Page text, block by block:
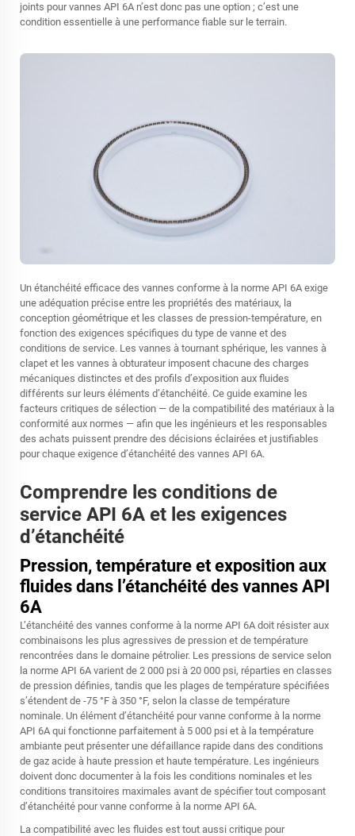
joints pour vannes API 6A n’est donc pas une option ; c’est une
condition essentielle à une performance fiable sur le terrain.
Un étanchéité efficace des vannes conforme à la norme API 6A exige
une adéquation précise entre les propriétés des matériaux, la
conception géométrique et les classes de pression-température, en
fonction des exigences spécifiques du type de vanne et des
conditions de service. Les vannes à tournant sphérique, les vannes à
clapet et les vannes à obturateur imposent chacune des charges
mécaniques distinctes et des profils d’exposition aux fluides
différents sur leurs éléments d’étanchéité. Ce guide examine les
facteurs critiques de sélection — de la compatibilité des matériaux à la
conformité aux normes — afin que les ingénieurs et les responsables
des achats puissent prendre des décisions éclairées et justifiables
pour chaque exigence d’étanchéité des vannes API 6A.
Comprendre les conditions de
service API 6A et les exigences
d’étanchéité
Pression, température et exposition aux
fluides dans l’étanchéité des vannes API
6A
L’étanchéité des vannes conforme à la norme API 6A doit résister aux
combinaisons les plus agressives de pression et de température
rencontrées dans le domaine pétrolier. Les pressions de service selon
la norme API 6A varient de 2 000 psi à 20 000 psi, réparties en classes
de pression définies, tandis que les plages de température spécifiées
s’étendent de -75 °F à 350 °F, selon la classe de température
nominale. Un élément d’étanchéité pour vanne conforme à la norme
API 6A qui fonctionne parfaitement à 5 000 psi et à la température
ambiante peut présenter une défaillance rapide dans des conditions
de gaz acide à haute pression et haute température. Les ingénieurs
doivent donc documenter à la fois les conditions nominales et les
conditions transitoires maximales avant de spécifier tout composant
d’étanchéité pour vanne conforme à la norme API 6A.
La compatibilité avec les fluides est tout aussi critique pour